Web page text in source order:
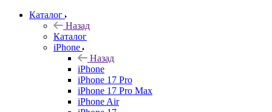
Каталог
Назад
Каталог
iPhone
Назад
iPhone
iPhone 17 Pro
iPhone 17 Pro Max
iPhone Air